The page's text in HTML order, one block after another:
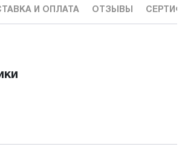
И ОПЛАТА ОТЗЫВЫ